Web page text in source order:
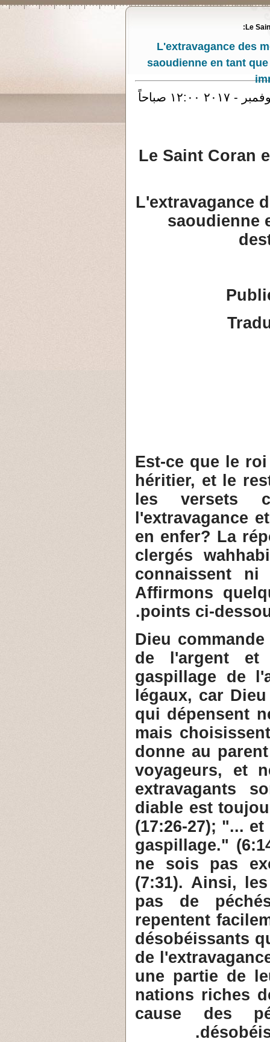
Le
L'extravagance des
saoudienne en tant
Le Saint Coran
L'extravagance
saoudienne
1- Est-ce que le
héritier, et le
les versets
l'extravagance
en enfer? La
clergés
connaissent
Affirmons
points ci-
2- Dieu
de l'argent et
gaspillage de
légaux, car
qui dépensent
mais
donne au
voyageurs, et
extravagants
diable est
(17:26-27); "...
gaspillage."
ne sois pas
(7:31). Ainsi,
pas de
repentent
désobéissants
de
une partie de
nations riches
cause des